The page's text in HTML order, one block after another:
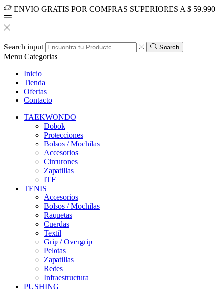
ENVIO GRATIS POR COMPRAS SUPERIORES A $ 59.990
Search input Search
Menu Categorias
Inicio
Tienda
Ofertas
Contacto
TAEKWONDO
Dobok
Protecciones
Bolsos / Mochilas
Accesorios
Cinturones
Zapatillas
ITF
TENIS
Accesorios
Bolsos / Mochilas
Raquetas
Cuerdas
Textil
Grip / Overgrip
Pelotas
Zapatillas
Redes
Infraestructura
PUSHING